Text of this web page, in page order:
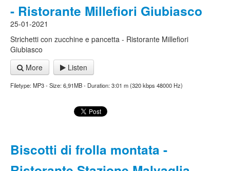
- Ristorante Millefiori Giubiasco
25-01-2021
Strichetti con zucchine e pancetta - Ristorante Millefiori
Giubiasco
More
Listen
Filetype: MP3 - Size: 6,91MB - Duration: 3:01 m (320 kbps 48000 Hz)
Biscotti di frolla montata -